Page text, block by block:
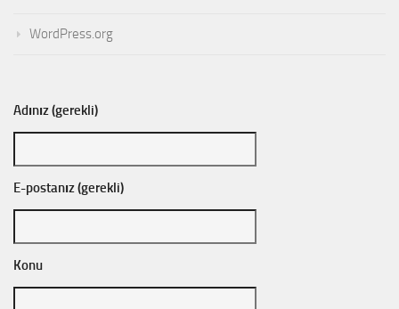
WordPress.org
Adınız (gerekli)
E-postanız (gerekli)
Konu